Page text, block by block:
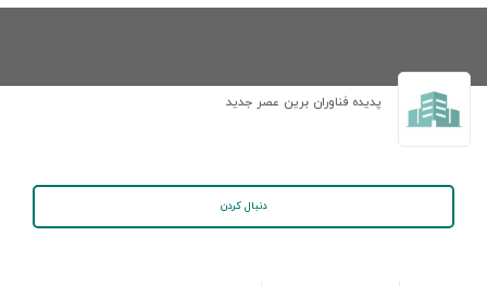
پدیده فناوران برین عصر جدید
دنبال کردن